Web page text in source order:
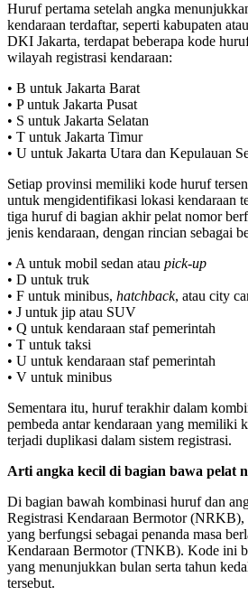
Huruf pertama setelah angka
kendaraan terdaftar, seperti kabupaten
DKI Jakarta, terdapat beberapa kode
wilayah registrasi kendaraan:
• B untuk Jakarta Barat
• P untuk Jakarta Pusat
• S untuk Jakarta Selatan
• T untuk Jakarta Timur
• U untuk Jakarta Utara dan Kepulauan
Setiap provinsi memiliki kode huruf
untuk mengidentifikasi lokasi kendaraan
tiga huruf di bagian akhir pelat nomor
jenis kendaraan, dengan rincian sebagai
• A untuk mobil sedan atau pick-up
• D untuk truk
• F untuk minibus, hatchback, atau city
• J untuk jip atau SUV
• Q untuk kendaraan staf pemerintah
• T untuk taksi
• U untuk kendaraan staf pemerintah
• V untuk minibus
Sementara itu, huruf terakhir dalam
pembeda antar kendaraan yang memiliki
terjadi duplikasi dalam sistem registrasi.
Arti angka kecil di bagian bawa pelat
Di bagian bawah kombinasi huruf dan
Registrasi Kendaraan Bermotor (NRKB),
yang berfungsi sebagai penanda masa
Kendaraan Bermotor (TNKB). Kode ini
yang menunjukkan bulan serta tahun
tersebut.